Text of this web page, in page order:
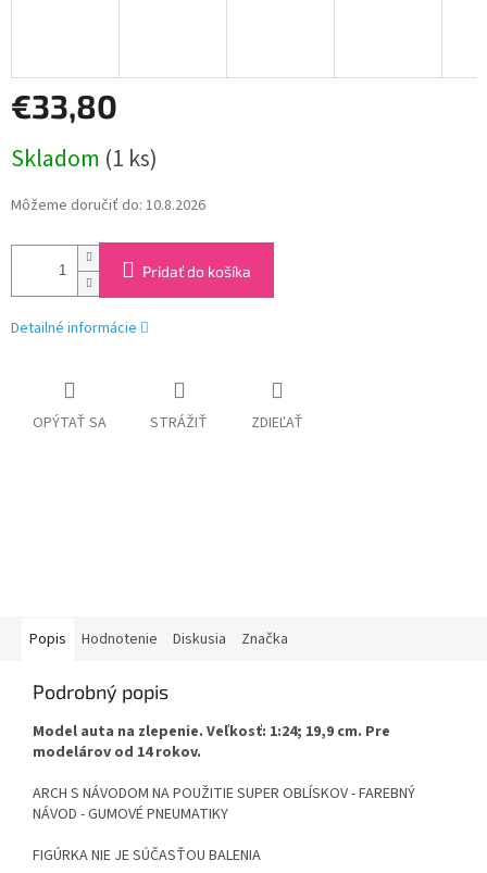
€33,80
cena:
Skladom (1 ks)
Môžeme doručiť do: 10.8.2026
Pridať do košíka
Detailné informácie
OPÝTAŤ SA STRÁŽIŤ ZDIEĽAŤ
Popis Hodnotenie Diskusia Značka
Podrobný popis
Model auta na zlepenie. Veľkosť: 1:24; 19,9 cm. Pre
modelárov od 14 rokov.
ARCH S NÁVODOM NA POUŽITIE SUPER OBLÍSKOV - FAREBNÝ
NÁVOD - GUMOVÉ PNEUMATIKY
FIGÚRKA NIE JE SÚČASŤOU BALENIA